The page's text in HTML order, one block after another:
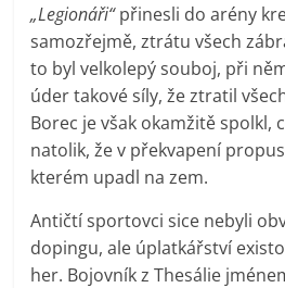
„Legionáři“přinesli do arény
samozřejmě, ztrátu všech
to byl velkolepý souboj, při
úder takové síly, že ztratil
Borec je však okamžitě spolkl,
natolik, že v překvapení
kterém upadl na zem.
Antičtí sportovci sice nebyli
dopingu, ale úplatkářství
her. Bojovník z Thesálie